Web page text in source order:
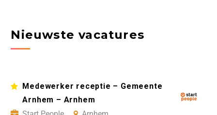
Nieuwste vacatures
Medewerker receptie – Gemeente
Arnhem – Arnhem